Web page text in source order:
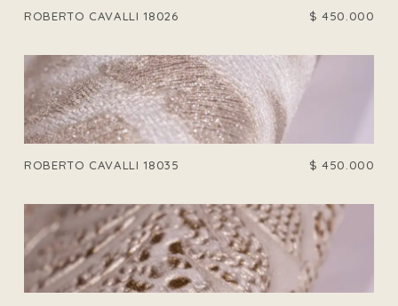
ROBERTO CAVALLI 18026 $ 450.000
ROBERTO CAVALLI 18035 $ 450.000